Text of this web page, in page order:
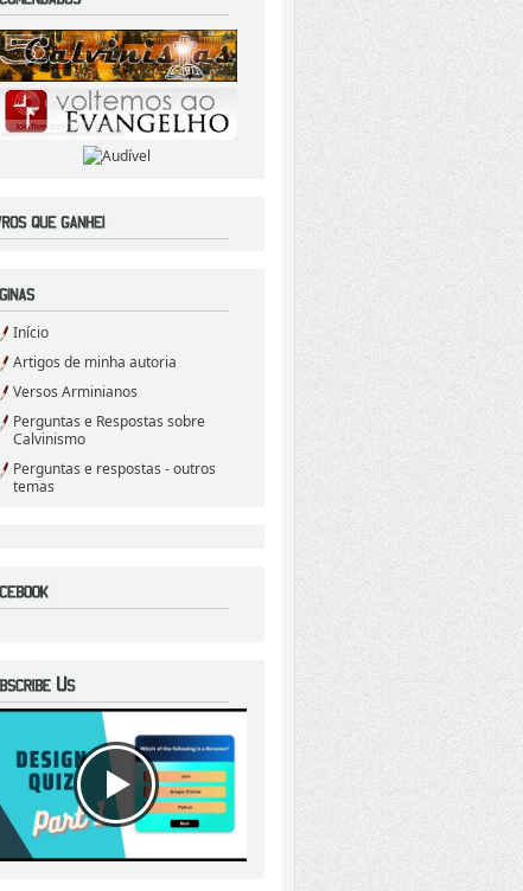
Início
Artigos de minha autoria
Versos Arminianos
Perguntas e Respostas sobre
Calvinismo
Perguntas e respostas - outros
temas